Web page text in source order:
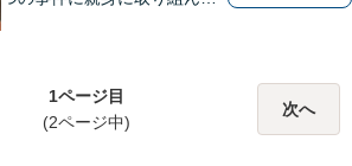
把握した上で、正当な権利を
守るために丁寧な対応を致し
1ページ目
(2ページ中)
次へ